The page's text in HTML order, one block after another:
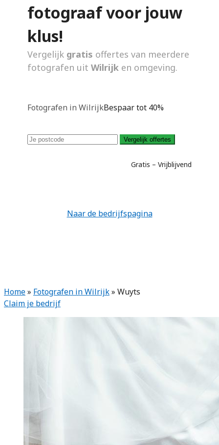
fotograaf voor jouw
klus!
Vergelijk gratis offertes van meerdere
fotografen uit Wilrijk en omgeving.
Fotografen in WilrijkBespaar tot 40%
Vergelijk offertes
Gratis – Vrijblijvend
Naar de bedrijfspagina
Home» Fotografen in Wilrijk» Wuyts
Claim je bedrijf